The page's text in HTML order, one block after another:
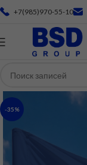
+7(985)970-55-10
-35%